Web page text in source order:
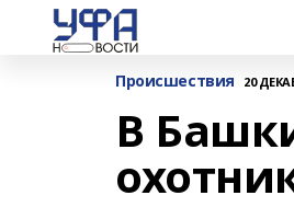
Происшествия 20
В